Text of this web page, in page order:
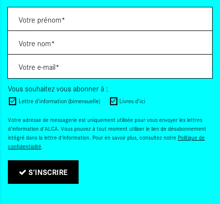
Vous souhaitez vous abonner à :
Lettre d'information (bimensuelle) Livres d'ici
Votre adresse de messagerie est uniquement utilisée pour vous envoyer les lettres
d'information d'ALCA. Vous pouvez à tout moment utiliser le lien de désabonnement
intégré dans la lettre d'information. Pour en savoir plus, consultez notre Politique de
confidentialité.
S'INSCRIRE